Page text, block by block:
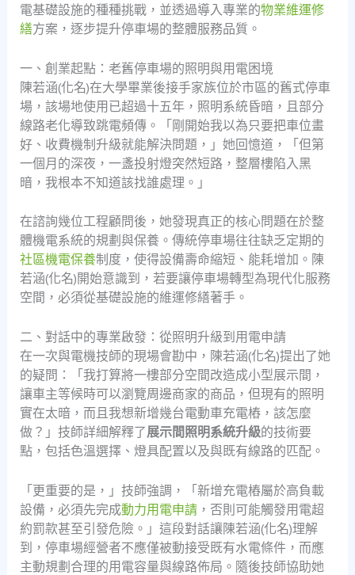
電基礎設施的種種挑戰，並透過導入專業的物業維運修
繕方案，逐步提升停車場的整體服務品質。
一、創業起點：老舊停車場的照明與用電困境
陳若涵(化名)在大學畢業後接手家族位於市區的舊式停車
場，該場地使用已超過十五年，照明系統昏暗，且部分
線路老化導致跳電頻傳。「剛開始我以為只要把車位畫
好、收費機制升級就能解決問題，」她回憶道，「但第
一個月的深夜，一盞投射燈突然短路，整層樓陷入黑
暗，我根本不知道該找誰處理。」
在諮詢幾位工程顧問後，她發現真正的核心問題在於整
體機電系統的規劃與保養。傳統停車場往往缺乏定期的
社區機電保養制度，使得設備壽命縮短、能耗增加。陳
若涵(化名)開始意識到，若要讓停車場轉型為現代化服務
空間，必須從基礎設施的維運修繕著手。
二、對話中的專業啟發：從照明升級到用電申請
在一次與電機技師的現場會勘中，陳若涵(化名)提出了她
的疑問：「我打算將一樓部分空間改造成小型展示間，
讓車主等候時可以瀏覽周邊商家的商品，但現有的照明
實在太暗，而且我想新增幾台電動車充電樁，該怎麼
做？」技師詳細解釋了展示間照明系統升級的技術要
點，包括色溫選擇、燈具配置以及與既有線路的匹配。
「更重要的是，」技師強調，「新增充電樁屬於高負載
設備，必須先完成動力用電申請，否則可能觸發用電超
約罰款甚至引發危險。」這段對話讓陳若涵(化名)理解
到，停車場經營者不應僅被動接受既有水電條件，而應
主動規劃合理的用電容量與線路佈局。隨後技師協助她